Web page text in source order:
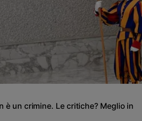
è un crimine. Le critiche? Meglio in